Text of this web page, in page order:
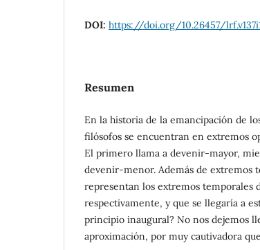
DOI: https://doi.org/10.26457/
Resumen
En la historia de la emancipación de
filósofos se encuentran en extremos
El primero llama a devenir-mayor,
devenir-menor. Además de extremos
representan los extremos temporales
respectivamente, y que se llegaría a
principio inaugural? No nos dejemos
aproximación, por muy cautivadora